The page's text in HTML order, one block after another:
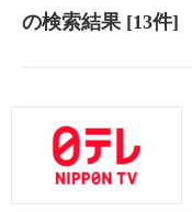
の検索結果[13件]